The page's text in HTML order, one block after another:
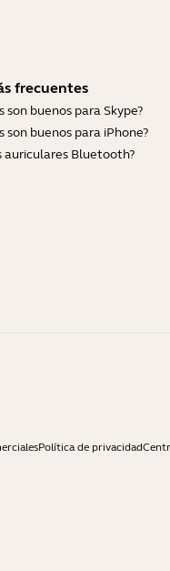
frecuentes
son buenos para Skype?
son buenos para iPhone?
auriculares Bluetooth?
Política de privacidad